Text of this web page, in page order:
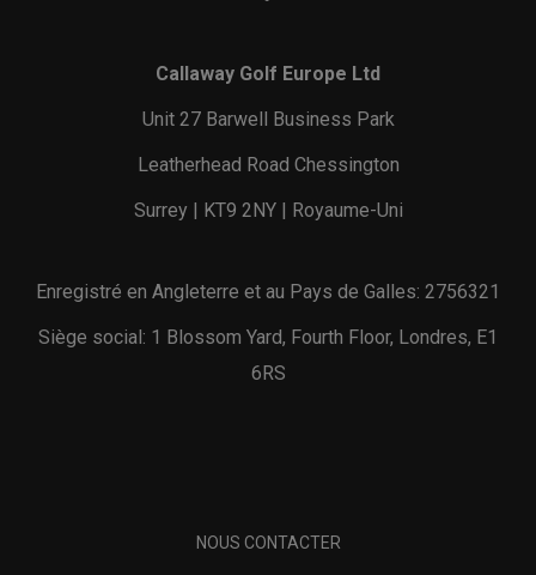
Callaway Golf Europe Ltd
Unit 27 Barwell Business Park
Leatherhead Road Chessington
Surrey | KT9 2NY | Royaume-Uni
Enregistré en Angleterre et au Pays de Galles: 2756321
Siège social: 1 Blossom Yard, Fourth Floor, Londres, E1
6RS
NOUS CONTACTER